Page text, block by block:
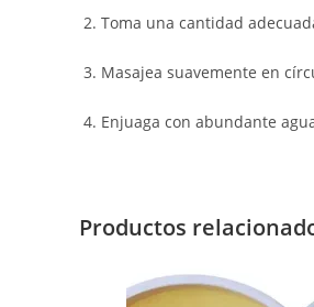
Toma una cantidad
Masajea suavemente en
Enjuaga con abundante
Productos